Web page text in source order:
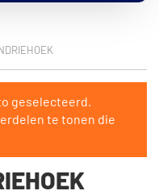
geselecteerd.
te tonen die